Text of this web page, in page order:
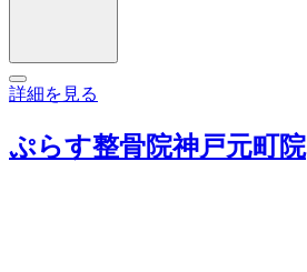
詳細を見る
ぷらす整骨院神戸元町院